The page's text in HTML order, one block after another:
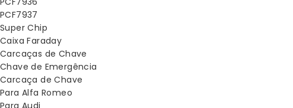
PCF7937
Super Chip
Caixa Faraday
Carcaças de Chave
Chave de Emergência
Carcaça de Chave
Para Alfa Romeo
Para Audi